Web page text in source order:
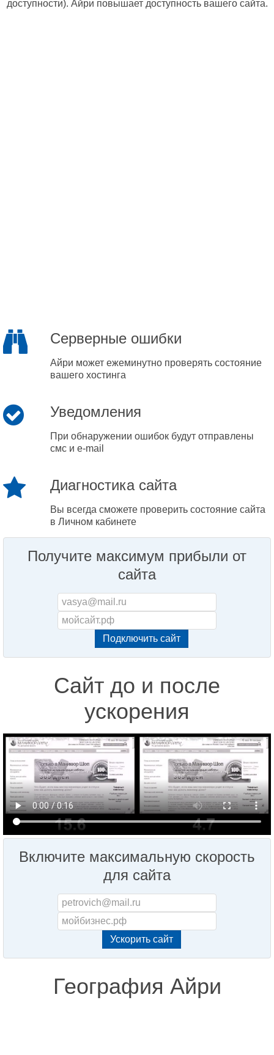
доступности). Айри повышает доступность вашего сайта.
Серверные ошибки
Айри может ежеминутно проверять состояние
вашего хостинга
Уведомления
При обнаружении ошибок будут отправлены
смс и e-mail
Диагностика сайта
Вы всегда сможете проверить состояние сайта
в Личном кабинете
Получите максимум прибыли от
сайта
Сайт до и после
ускорения
Включите максимальную скорость
для сайта
География Айри